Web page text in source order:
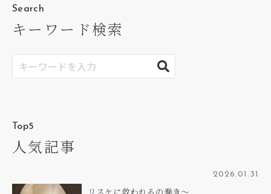
Search
キーワード検索
Top5
人気記事
2026.01.31